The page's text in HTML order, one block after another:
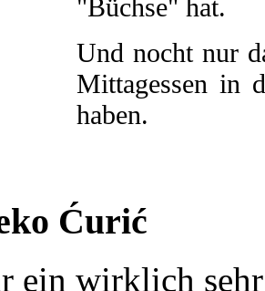
"Büchse" hat.
Und nocht nur
Mittagessen in
haben.
Ćurić
ein wirklich